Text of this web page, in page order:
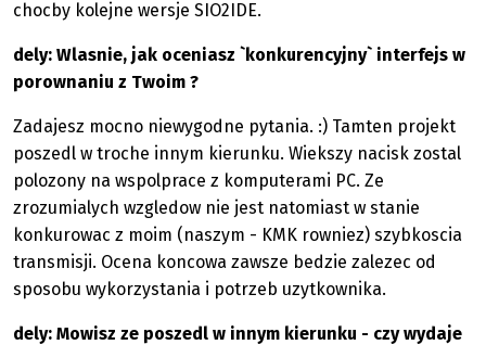
chocby kolejne wersje SIO2IDE.
dely: Wlasnie, jak oceniasz `konkurencyjny` interfejs w
porownaniu z Twoim ?
Zadajesz mocno niewygodne pytania. :) Tamten projekt
poszedl w troche innym kierunku. Wiekszy nacisk zostal
polozony na wspolprace z komputerami PC. Ze
zrozumialych wzgledow nie jest natomiast w stanie
konkurowac z moim (naszym - KMK rowniez) szybkoscia
transmisji. Ocena koncowa zawsze bedzie zalezec od
sposobu wykorzystania i potrzeb uzytkownika.
dely: Mowisz ze poszedl w innym kierunku - czy wydaje